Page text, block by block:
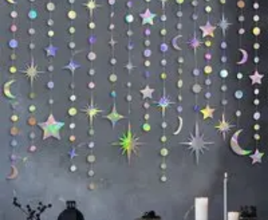
Zabawa i Rozrywka
Imprezy i Przyjęcia
Zabawy dla dzieciZabawy na świeżym
powietrzu
Organizacja imprez Zabawy i Gry
Zabawa i Rozrywka